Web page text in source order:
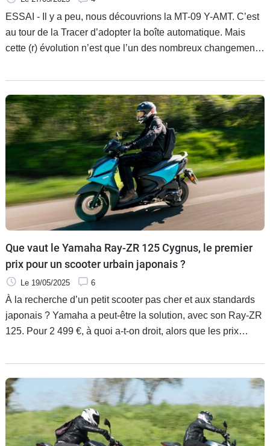
ESSAI - Il y a peu, nous découvrions la MT-09 Y-AMT. C’est
au tour de la Tracer d’adopter la boîte automatique. Mais
cette (r) évolution n’est que l’un des nombreux changements
Euro5+, plus lourde, plus équipée, plus chère, est-elle en
mesure de séduire les amateurs de Sport GT ?
Que vaut le Yamaha Ray-ZR 125 Cygnus, le premier
prix pour un scooter urbain japonais ?
Le 19/05/2025 6
À la recherche d’un petit scooter pas cher et aux standards
japonais ? Yamaha a peut-être la solution, avec son Ray-ZR
125. Pour 2 499 €, à quoi a-t-on droit, alors que les prix